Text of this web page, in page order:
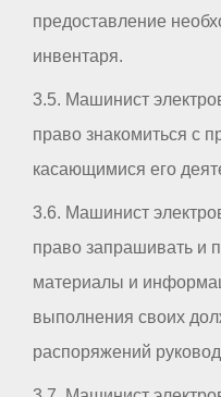
предоставление
инвентаря.
3.5. Машинист
право знакомиться с
касающимися его
3.6. Машинист
право запрашивать и
материалы и
выполнения своих
распоряжений